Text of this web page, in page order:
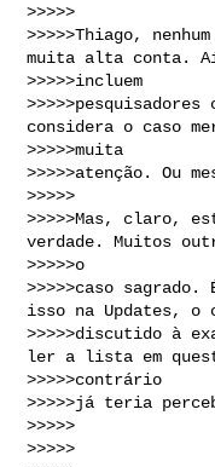
>>>>>
>>>>>Thiago,
muita alta conta.
>>>>>incluem
considera o caso
>>>>>muita
>>>>>atenção. Ou
>>>>>
>>>>>Mas, claro,
verdade. Muitos
>>>>>o
>>>>>caso
isso na Updates,
>>>>>discutido à
ler a lista em
>>>>>contrário
>>>>>já teria
>>>>>
>>>>>